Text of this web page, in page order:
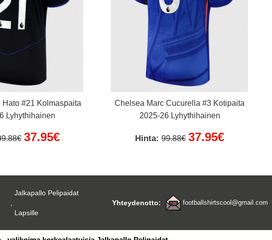
#21 Kolmaspaita
Lyhythihainen
37.95€
Chelsea Marc Cucurella #3 Kotipaita
2025-26 Lyhythihainen
Hinta:99.88€ 37.95€
,
Jalkapallo Pelipaidat
Lapsille
Yhteydenotto: footballshirtscool@gmail.com